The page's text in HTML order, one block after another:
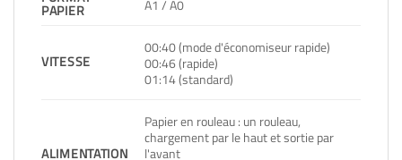
PAPIER A1 / A0
VITESSE
00:40 (mode d'économiseur rapide)
00:46 (rapide)
01:14 (standard)
ALIMENTATION
Papier en rouleau : un rouleau,
chargement par le haut et sortie par
l'avant